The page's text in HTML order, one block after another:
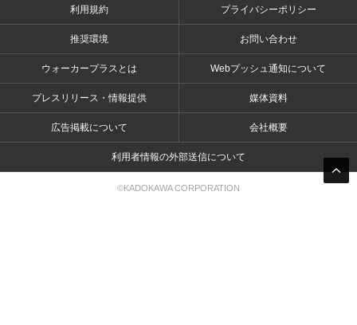
利用規約 プライバシーポリシー
推奨環境 お問い合わせ
ウォーカープラスとは Webプッシュ通知について
プレスリリース・情報提供 媒体資料
広告掲載について 会社概要
利用者情報の外部送信について
©KADOKAWA CORPORATION